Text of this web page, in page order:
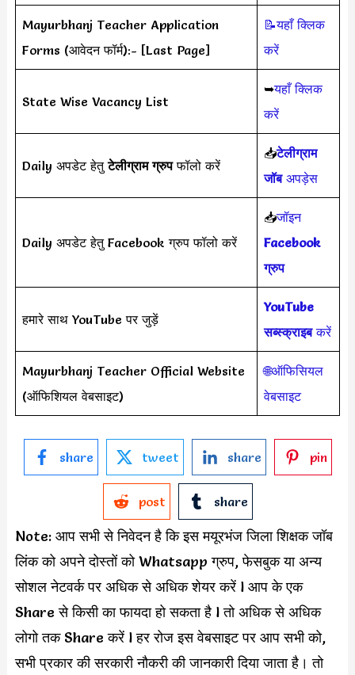
Mayurbhanj Teacher Application
Forms (आवेदन फॉर्म):- [Last Page]
📝यहाँ क्लिक
करें
State Wise Vacancy List
➥यहाँ क्लिक
करें
Daily अपडेट हेतुटेलीग्राम ग्रुपफॉलो करें
📥टेलीग्राम
जॉबअपड़ेस
Daily अपडेट हेतु Facebook ग्रुप फॉलो करें
📥जॉइन
Facebook
ग्रुप
हमारे साथ YouTube पर जुड़ें
YouTube
सब्स्क्राइबकरें
Mayurbhanj Teacher Official Website
(ऑफिशियल वेबसाइट)
🌐ऑफिसियल
वेबसाइट
share tweet share pin
post share
Note: आप सभी से निवेदन है कि इस मयूरभंज जिला शिक्षक जॉब
लिंक को अपने दोस्तों को Whatsapp ग्रुप, फेसबुक या अन्य
सोशल नेटवर्क पर अधिक से अधिक शेयर करें l आप के एक
Share से किसी का फायदा हो सकता है l तो अधिक से अधिक
लोगो तक Share करें l हर रोज इस वेबसाइट पर आप सभी को,
सभी प्रकार की सरकारी नौकरी की जानकारी दिया जाता है। तो